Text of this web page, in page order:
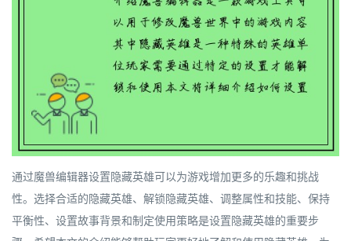
通过魔兽编辑器设置隐藏英雄可以为游戏增加更多的乐趣和挑战
性。选择合适的隐藏英雄、解锁隐藏英雄、调整属性和技能、保持
平衡性、设置故事背景和制定使用策略是设置隐藏英雄的重要步